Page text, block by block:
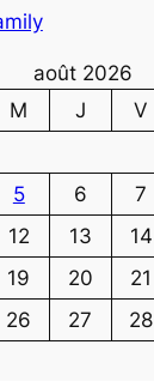
août 2026
M J V
5 6 7
12 13 14
19 20 21
26 27 28